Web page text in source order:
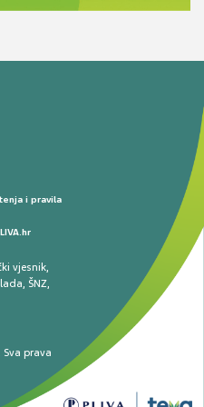
dijagnostike
i pravila
vjesnik,
, ŠNZ,
Sva prava